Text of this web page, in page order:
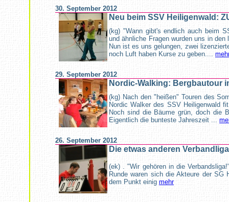
30. September 2012
Neu beim SSV Heiligenwald:
(kg) "Wann gibt's endlich auch beim
und ähnliche Fragen wurden uns in
Nun ist es uns gelungen, zwei
noch Luft haben Kurse zu geben....
29. September 2012
Nordic-Walking: Bergbautour
(kg) Nach den "heißen" Touren des
Nordic Walker des SSV Heiligenwald
Noch sind die Bäume grün, doch die
Eigentlich die bunteste Jahreszeit ...
26. September 2012
Die etwas anderen
(ek) . "Wir gehören in die
Runde waren sich die Akteure der SG
dem Punkt einig mehr